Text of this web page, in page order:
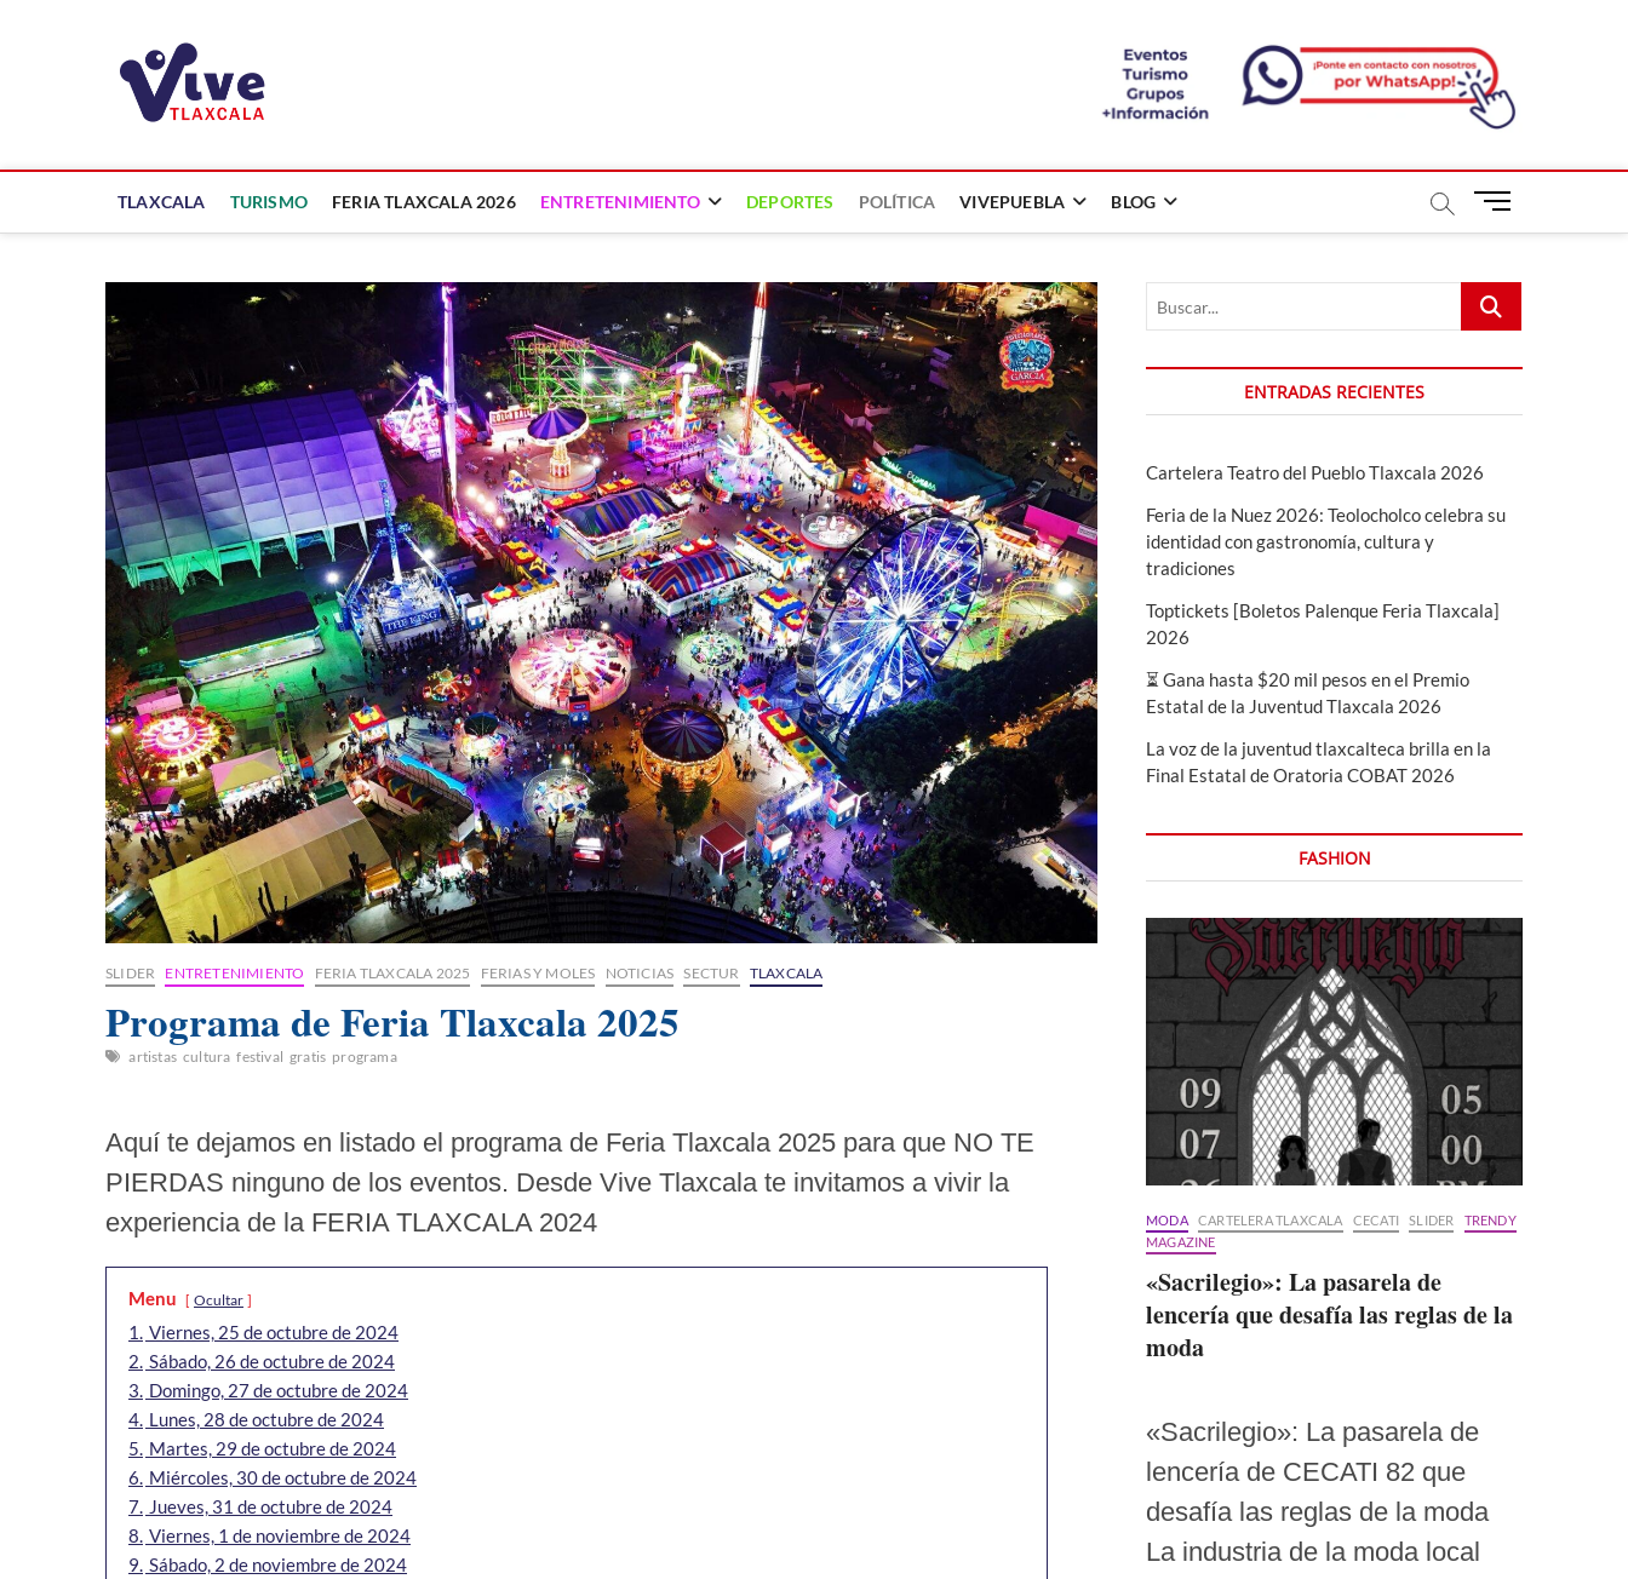
TLAXCALA TURISMO FERIA TLAXCALA 2026 ENTRETENIMIENTO DEPORTES POLÍTICA VIVEPUEBLA BLOG
B
ó
n
d
e
SLIDER ENTRETENIMIENTO FERIA TLAXCALA 2025 FERIAS Y MOLES NOTICIAS SECTUR TLAXCALA
Programa de Feria Tlaxcala 2025
artistas cultura festival gratis programa
Aquí te dejamos en listado el programa de Feria Tlaxcala 2025 para que NO TE
PIERDAS ninguno de los eventos. Desde Vive Tlaxcala te invitamos a vivir la
experiencia de la FERIA TLAXCALA 2024
Menu Ocultar
1. Viernes, 25 de octubre de 2024
2. Sábado, 26 de octubre de 2024
3. Domingo, 27 de octubre de 2024
4. Lunes, 28 de octubre de 2024
5. Martes, 29 de octubre de 2024
6. Miércoles, 30 de octubre de 2024
7. Jueves, 31 de octubre de 2024
8. Viernes, 1 de noviembre de 2024
9. Sábado, 2 de noviembre de 2024
Buscar...
ENTRADAS RECIENTES
Cartelera Teatro del Pueblo Tlaxcala 2026
Feria de la Nuez 2026: Teolocholco celebra su
identidad con gastronomía, cultura y
tradiciones
Toptickets [Boletos Palenque Feria Tlaxcala]
2026
⏳ Gana hasta $20 mil pesos en el Premio
Estatal de la Juventud Tlaxcala 2026
La voz de la juventud tlaxcalteca brilla en la
Final Estatal de Oratoria COBAT 2026
FASHION
MODA CARTELERA TLAXCALA CECATI SLIDER
TRENDY
MAGAZINE
«Sacrilegio»: La pasarela de
lencería que desafía las reglas de la
moda
«Sacrilegio»: La pasarela de
lencería de CECATI 82 que
desafía las reglas de la moda
La industria de la moda local